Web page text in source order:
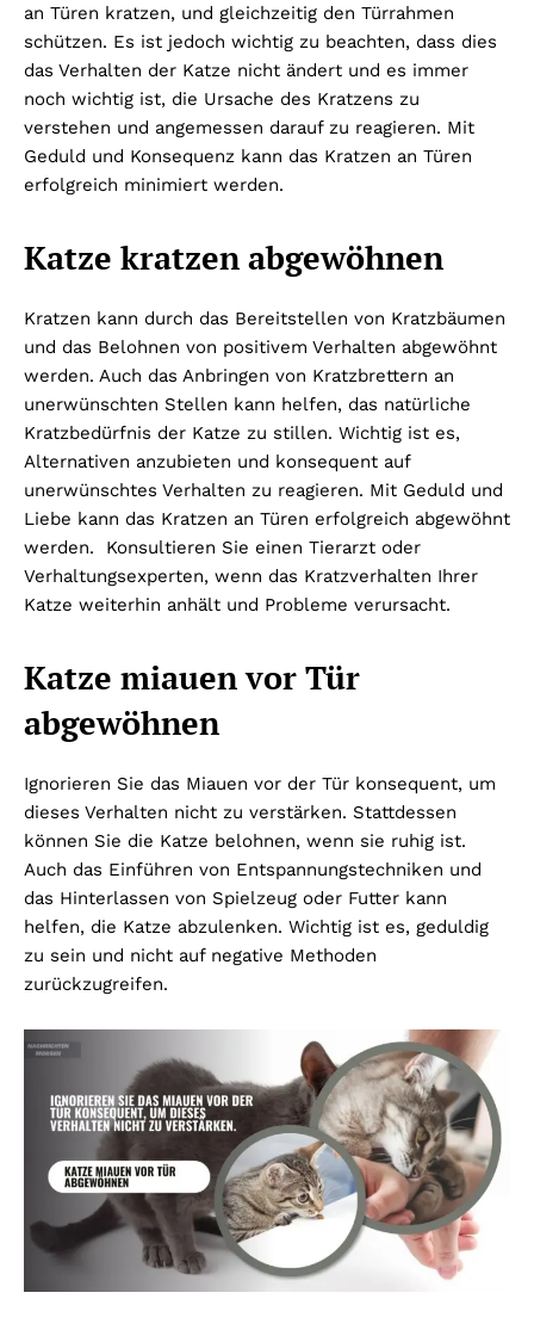
an Türen kratzen, und gleichzeitig den Türrahmen
schützen. Es ist jedoch wichtig zu beachten, dass dies
das Verhalten der Katze nicht ändert und es immer
noch wichtig ist, die Ursache des Kratzens zu
verstehen und angemessen darauf zu reagieren. Mit
Geduld und Konsequenz kann das Kratzen an Türen
erfolgreich minimiert werden.
Katze kratzen abgewöhnen
Kratzen kann durch das Bereitstellen von Kratzbäumen
und das Belohnen von positivem Verhalten abgewöhnt
werden. Auch das Anbringen von Kratzbrettern an
unerwünschten Stellen kann helfen, das natürliche
Kratzbedürfnis der Katze zu stillen. Wichtig ist es,
Alternativen anzubieten und konsequent auf
unerwünschtes Verhalten zu reagieren. Mit Geduld und
Liebe kann das Kratzen an Türen erfolgreich abgewöhnt
werden. Konsultieren Sie einen Tierarzt oder
Verhaltungsexperten, wenn das Kratzverhalten Ihrer
Katze weiterhin anhält und Probleme verursacht.
Katze miauen vor Tür
abgewöhnen
Ignorieren Sie das Miauen vor der Tür konsequent, um
dieses Verhalten nicht zu verstärken. Stattdessen
können Sie die Katze belohnen, wenn sie ruhig ist.
Auch das Einführen von Entspannungstechniken und
das Hinterlassen von Spielzeug oder Futter kann
helfen, die Katze abzulenken. Wichtig ist es, geduldig
zu sein und nicht auf negative Methoden
zurückzugreifen.